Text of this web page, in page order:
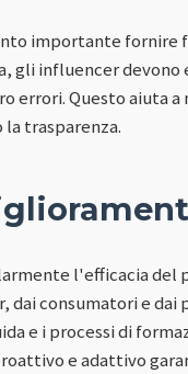
importante fornire
gli influencer
errori. Questo aiuta
trasparenza.
l'efficacia del
dai consumatori e
e i processi di
e adattivo